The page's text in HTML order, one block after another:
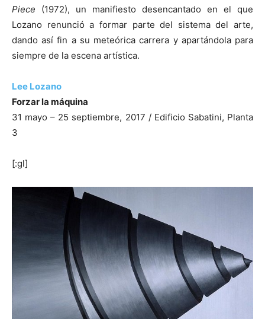
Piece (1972), un manifiesto desencantado en el que
Lozano renunció a formar parte del sistema del arte,
dando así fin a su meteórica carrera y apartándola para
siempre de la escena artística.
Lee Lozano
Forzar la máquina
31 mayo – 25 septiembre, 2017 / Edificio Sabatini, Planta
3
[:gl]